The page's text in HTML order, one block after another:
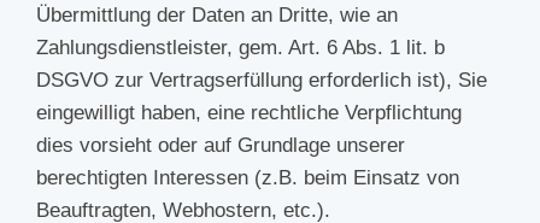
Übermittlung der Daten an Dritte, wie an
Zahlungsdienstleister, gem. Art. 6 Abs. 1 lit. b
DSGVO zur Vertragserfüllung erforderlich ist), Sie
eingewilligt haben, eine rechtliche Verpflichtung
dies vorsieht oder auf Grundlage unserer
berechtigten Interessen (z.B. beim Einsatz von
Beauftragten, Webhostern, etc.).